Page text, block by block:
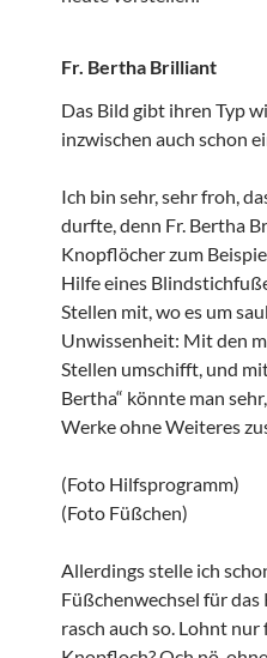
Fr. Bertha Brilliant
Das Bild gibt ihren Typ
inzwischen auch schon
Ich bin sehr, sehr froh,
durfte, denn Fr. Bertha
Knopflöcher zum
Hilfe eines
Stellen mit, wo es um
Unwissenheit: Mit den
Stellen umschifft, und
Bertha“ könnte man
Werke ohne Weiteres
(Foto Hilfsprogramm)
(Foto Füßchen)
Allerdings stelle ich
Füßchenwechsel für
rasch auch so. Lohnt